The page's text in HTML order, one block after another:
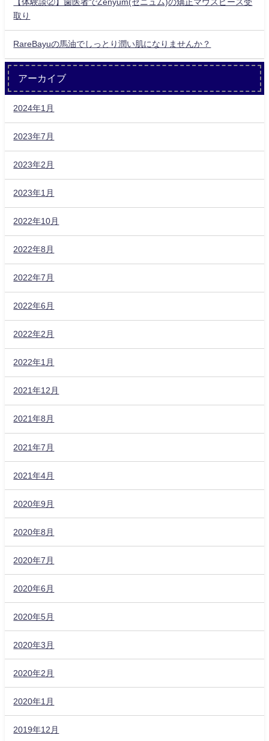
【体験談②】歯医者でZenyum(ゼニュム)の矯正マウスピース受
取り
RareBayuの馬油でしっとり潤い肌になりませんか？
アーカイブ
2024年1月
2023年7月
2023年2月
2023年1月
2022年10月
2022年8月
2022年7月
2022年6月
2022年2月
2022年1月
2021年12月
2021年8月
2021年7月
2021年4月
2020年9月
2020年8月
2020年7月
2020年6月
2020年5月
2020年3月
2020年2月
2020年1月
2019年12月